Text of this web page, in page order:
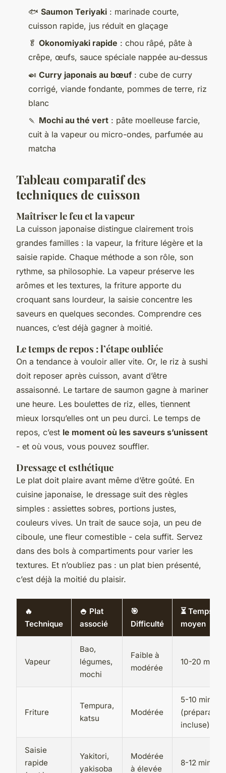
🐟 Saumon Teriyaki : marinade courte,
cuisson rapide, jus réduit en glaçage
🥬 Okonomiyaki rapide : chou râpé, pâte à
crêpe, œufs, sauce spéciale nappée au-dessus
🍛 Curry japonais au bœuf : cube de curry
corrigé, viande fondante, pommes de terre, riz
blanc
🍡 Mochi au thé vert : pâte moelleuse farcie,
cuit à la vapeur ou micro-ondes, parfumée au
matcha
Tableau comparatif des
techniques de cuisson
Maîtriser le feu et la vapeur
La cuisson japonaise distingue clairement trois
grandes familles : la vapeur, la friture légère et la
saisie rapide. Chaque méthode a son rôle, son
rythme, sa philosophie. La vapeur préserve les
arômes et les textures, la friture apporte du
croquant sans lourdeur, la saisie concentre les
saveurs en quelques secondes. Comprendre ces
nuances, c’est déjà gagner à moitié.
Le temps de repos : l’étape oubliée
On a tendance à vouloir aller vite. Or, le riz à sushi
doit reposer après cuisson, avant d’être
assaisonné. Le tartare de saumon gagne à mariner
une heure. Les boulettes de riz, elles, tiennent
mieux lorsqu’elles ont un peu durci. Le temps de
repos, c’est le moment où les saveurs s’unissent
- et où vous, vous pouvez souffler.
Dressage et esthétique
Le plat doit plaire avant même d’être goûté. En
cuisine japonaise, le dressage suit des règles
simples : assiettes sobres, portions justes,
couleurs vives. Un trait de sauce soja, un peu de
ciboule, une fleur comestible - cela suffit. Servez
dans des bols à compartiments pour varier les
textures. Et n’oubliez pas : un plat bien présenté,
c’est déjà la moitié du plaisir.
🔥
Technique
🍚 Plat
associé
🎯
Difficulté
⏳ Temps
moyen
Vapeur
Bao,
légumes,
mochi
Faible à
modérée
10-20 min
Friture
Tempura,
katsu
Modérée
5-10 min
(préparation
incluse)
Saisie
rapide
Yakitori,
yakisoba
Modérée
à élevée
8-12 min